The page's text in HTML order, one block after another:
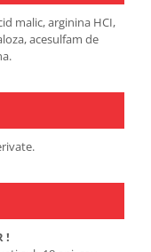
malic, arginina HCI,
acesulfam de
!